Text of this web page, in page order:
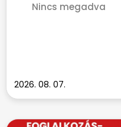
Nincs megadva
2026. 08. 07.